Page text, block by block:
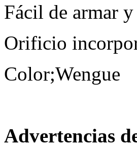
Fácil de armar
Orificio
Color;Wengue
Advertencias